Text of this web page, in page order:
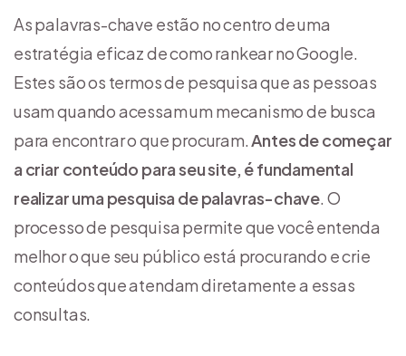
As palavras-chave estão no centro de uma
estratégia eficaz de como rankear no Google.
Estes são os termos de pesquisa que as pessoas
usam quando acessam um mecanismo de busca
para encontrar o que procuram.Antes de começar
a criar conteúdo para seu site, é fundamental
realizar uma pesquisa de palavras-chave. O
processo de pesquisa permite que você entenda
melhor o que seu público está procurando e crie
conteúdos que atendam diretamente a essas
consultas.